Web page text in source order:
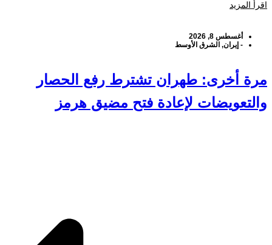
اقرأ المزيد
أغسطس 8, 2026
- إيران, الشرق الأوسط
مرة أخرى: طهران تشترط رفع الحصار
والتعويضات لإعادة فتح مضيق هرمز